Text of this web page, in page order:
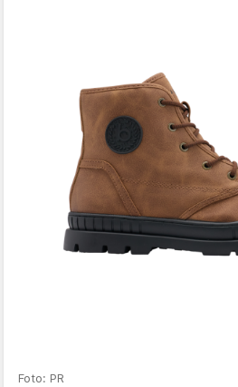
Foto: PR